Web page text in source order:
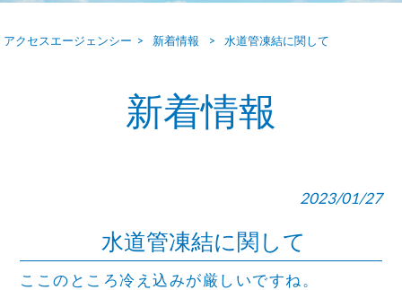
アクセスエージェンシー > 新着情報 > 水道管凍結に関して
新着情報
2023/01/27
水道管凍結に関して
ここのところ冷え込みが厳しいですね。